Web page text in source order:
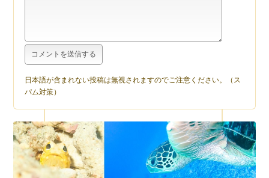
日本語が含まれない投稿は無視されますのでご注意ください。（ス
パム対策）